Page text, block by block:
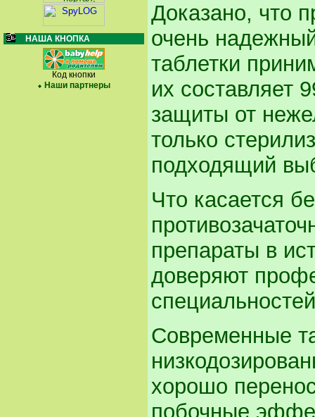
НАША КНОПКА
Код кнопки
Наши партнеры
Доказано, что
очень
таблетки
их составляет
защиты от
только
подходящий
Что касается
препараты в
доверяют
Современные
хорошо
побочные